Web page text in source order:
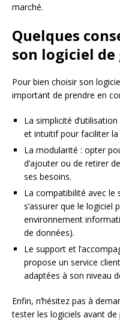
marché.
Quelques
son logiciel
Pour bien choisir son
important de prendre en
La simplicité
et intuitif pour faciliter la
La modularité : opter
d’ajouter ou de retirer
ses besoins.
La compatibilité avec le
s’assurer que le logiciel
environnement
de données).
Le support et
propose un service
adaptées à son niveau
Enfin, n’hésitez pas à
tester les logiciels avant